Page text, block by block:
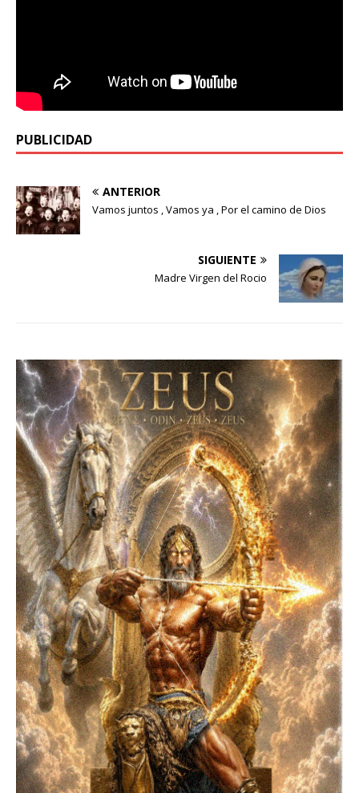
PUBLICIDAD
ANTERIOR
Vamos juntos , Vamos ya , Por el camino de Dios
SIGUIENTE
Madre Virgen del Rocio